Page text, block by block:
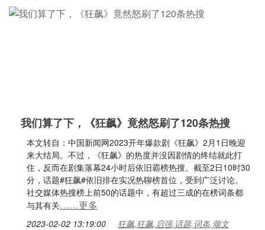
我们算了下，《狂飙》竟然怒刷了120条热搜
本文转自：中国新闻网2023开年爆款剧《狂飙》2月1日晚迎
来大结局。不过，《狂飙》的热度并没因剧情的终结就此打
住，反而在剧集落幕24小时后依旧霸榜热搜。截至2日10时30
分，话题#狂飙#依旧排在实况热聊榜首位，受到广泛讨论。
社交媒体热搜榜上前50的话题中，有超过三成的在榜词条都
与其有关……更多
2023-02-02 13:19:00 狂飙,狂飙,启强,话题,词条,颂文